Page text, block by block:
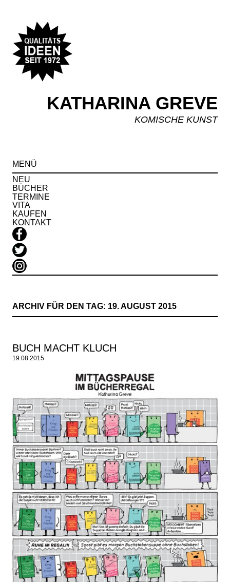
KATHARINA GREVE
KOMISCHE KUNST
MENÜ
NEU
BÜCHER
TERMINE
VITA
KAUFEN
KONTAKT
ARCHIV FÜR DEN TAG: 19. AUGUST 2015
BUCH MACHT KLUCH
19.08.2015